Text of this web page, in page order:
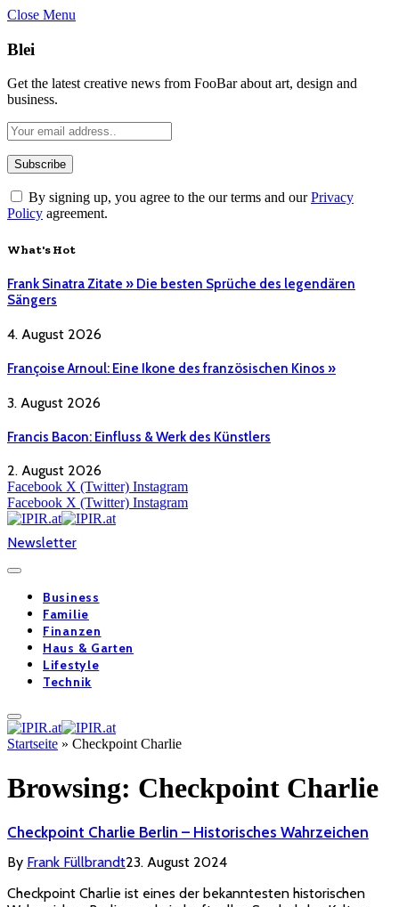
Close Menu
Blei
Get the latest creative news from FooBar about art, design and
business.
By signing up, you agree to the our terms and ourPrivacy
Policy agreement.
What's Hot
Frank Sinatra Zitate » Die besten Sprüche des legendären
Sängers
4. August 2026
Françoise Arnoul: Eine Ikone des französischen Kinos »
3. August 2026
Francis Bacon: Einfluss & Werk des Künstlers
2. August 2026
Facebook X (Twitter) Instagram
Facebook X (Twitter) Instagram
Newsletter
Business
Familie
Finanzen
Haus & Garten
Lifestyle
Technik
Startseite » Checkpoint Charlie
Browsing: Checkpoint Charlie
Checkpoint Charlie Berlin – Historisches Wahrzeichen
By Frank Füllbrandt23. August 2024
Checkpoint Charlie ist eines der bekanntesten historischen